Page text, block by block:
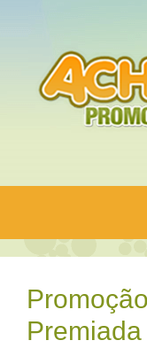
conteúdo
Premiada